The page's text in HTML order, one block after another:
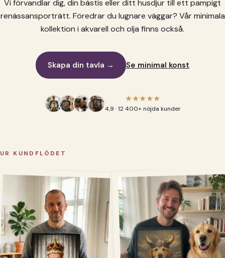
Vi förvandlar dig, din bästis eller ditt husdjur till ett pampigt
renässansporträtt. Föredrar du lugnare väggar? Vår minimala
kollektion i akvarell och olja finns också.
Skapa din tavla → Se minimal konst
★★★★★
4,9 · 12 400+ nöjda kunder
UR KUNDFLÖDET